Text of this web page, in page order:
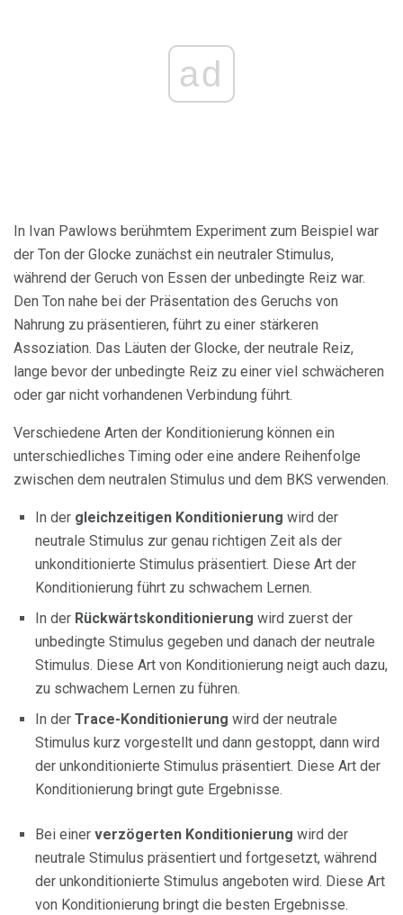
ad
In Ivan Pawlows berühmtem Experiment zum Beispiel war
der Ton der Glocke zunächst ein neutraler Stimulus,
während der Geruch von Essen der unbedingte Reiz war.
Den Ton nahe bei der Präsentation des Geruchs von
Nahrung zu präsentieren, führt zu einer stärkeren
Assoziation. Das Läuten der Glocke, der neutrale Reiz,
lange bevor der unbedingte Reiz zu einer viel schwächeren
oder gar nicht vorhandenen Verbindung führt.
Verschiedene Arten der Konditionierung können ein
unterschiedliches Timing oder eine andere Reihenfolge
zwischen dem neutralen Stimulus und dem BKS verwenden.
In der gleichzeitigen Konditionierung wird der
neutrale Stimulus zur genau richtigen Zeit als der
unkonditionierte Stimulus präsentiert. Diese Art der
Konditionierung führt zu schwachem Lernen.
In der Rückwärtskonditionierung wird zuerst der
unbedingte Stimulus gegeben und danach der neutrale
Stimulus. Diese Art von Konditionierung neigt auch dazu,
zu schwachem Lernen zu führen.
In der Trace-Konditionierung wird der neutrale
Stimulus kurz vorgestellt und dann gestoppt, dann wird
der unkonditionierte Stimulus präsentiert. Diese Art der
Konditionierung bringt gute Ergebnisse.
Bei einer verzögerten Konditionierung wird der
neutrale Stimulus präsentiert und fortgesetzt, während
der unkonditionierte Stimulus angeboten wird. Diese Art
von Konditionierung bringt die besten Ergebnisse.